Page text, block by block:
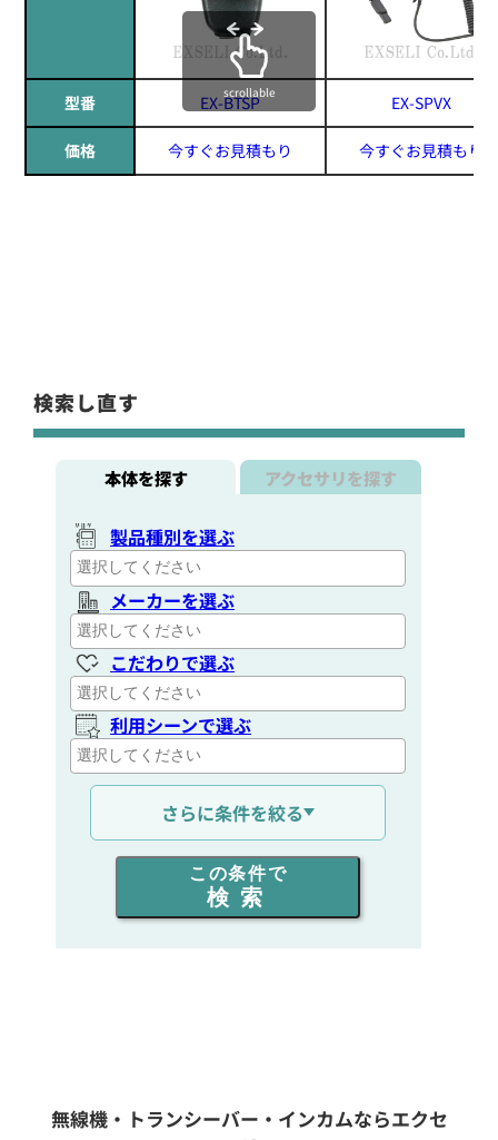
型番 EX-BTSP EX-SPVX
価格 今すぐお見積もり 今すぐお見積もり
scrollable
検索し直す
本体を探す アクセサリを探す
製品種別を選ぶ
メーカーを選ぶ
こだわりで選ぶ
利用シーンで選ぶ
通信距離を選ぶ
出力を選ぶ
同時通話人数を選ぶ
さらに条件を絞る
この条件で
検索
無線機・トランシーバー・インカムならエクセ